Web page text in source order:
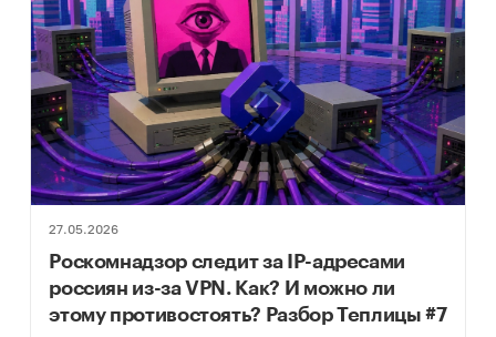
27.05.2026
Роскомнадзор следит за IP-адресами
россиян из-за VPN. Как? И можно ли
этому противостоять? Разбор Теплицы #7